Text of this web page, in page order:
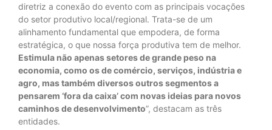
diretriz a conexão do evento com as principais vocações
do setor produtivo local/regional. Trata-se de um
alinhamento fundamental que empodera, de forma
estratégica, o que nossa força produtiva tem de melhor.
Estimula não apenas setores de grande peso na
economia, como os de comércio, serviços, indústria e
agro, mas também diversos outros segmentos a
pensarem ‘fora da caixa’ com novas ideias para novos
caminhos de desenvolvimento”, destacam as três
entidades.